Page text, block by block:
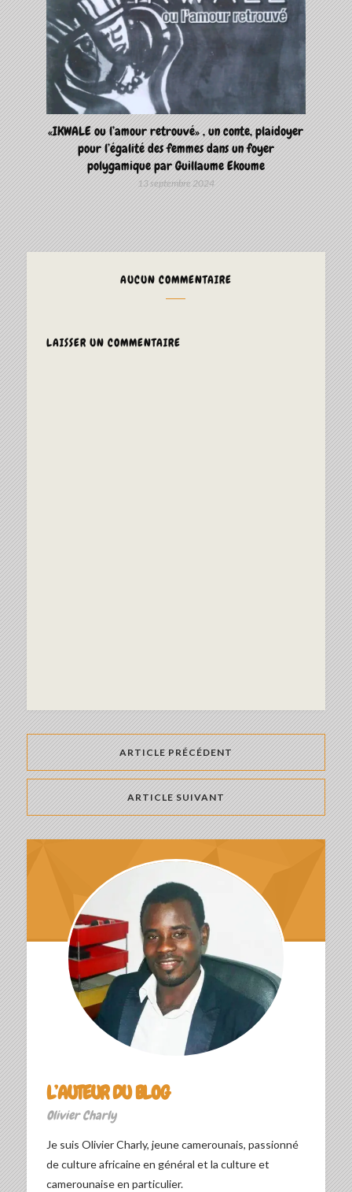
«IKWALE ou l’amour retrouvé» , un conte, plaidoyer
pour l’égalité des femmes dans un foyer
polygamique par Guillaume Ekoume
13 septembre 2024
AUCUN COMMENTAIRE
LAISSER UN COMMENTAIRE
ARTICLE PRÉCÉDENT
ARTICLE SUIVANT
L’AUTEUR DU BLOG
Olivier Charly
Je suis Olivier Charly, jeune camerounais, passionné
de culture africaine en général et la culture et
camerounaise en particulier.